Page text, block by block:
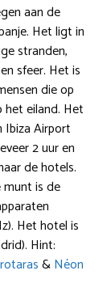
aan de
Het ligt in
stranden,
sfeer. Het is
die op
het eiland. Het
Ibiza Airport
2 uur en
de hotels.
munt is de
Het hotel is
Hint:
&Néon